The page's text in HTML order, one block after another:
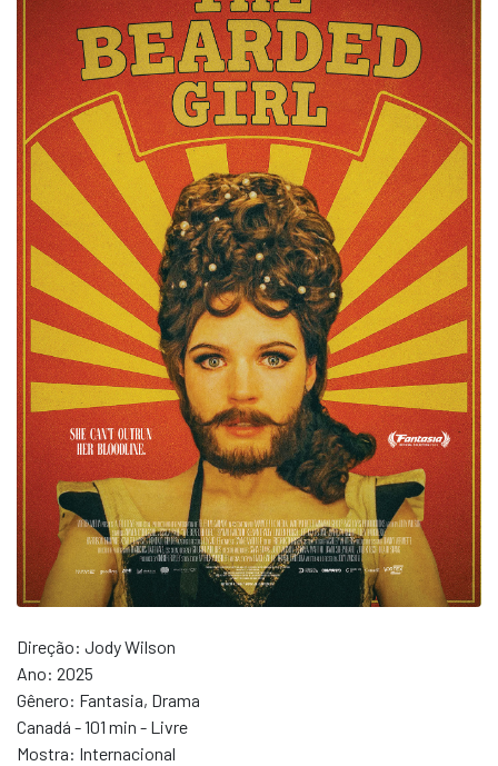
Direção: Jody Wilson
Ano: 2025
Gênero: Fantasia, Drama
Canadá - 101 min - Livre
Mostra: Internacional